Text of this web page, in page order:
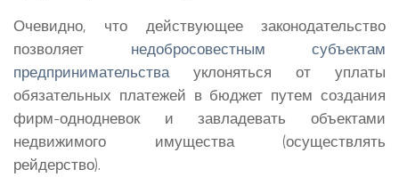
Очевидно, что действующее законодательство
позволяет недобросовестным субъектам
предпринимательствауклоняться от уплаты
обязательных платежей в бюджет путем создания
фирм-однодневок и завладевать объектами
недвижимого имущества (осуществлять
рейдерство).